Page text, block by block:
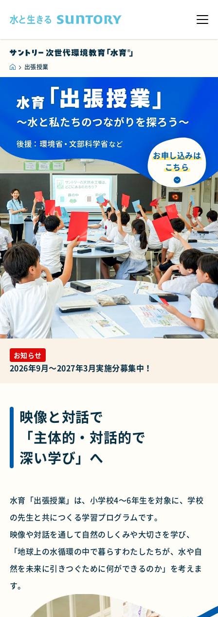
メ
出張授業
お申し込みは
こちら
お知らせ
2026年9月～2027年3月実施分募集中！
映像と対話で
「主体的・対話的で
深い学び」へ
水育 「出張授業」は、小学校4～6年生を対象に、学校
の先生と共につくる学習プログラムです。
映像や対話を通して自然のしくみや大切さを学び、
「地球上の水循環の中で暮らすわたしたちが、水や自
然を未来に引きつぐために何ができるのか」を考えま
す。